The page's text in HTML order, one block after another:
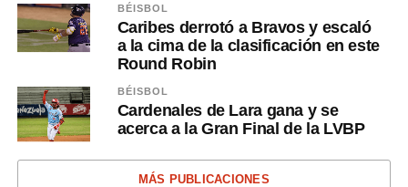
BÉISBOL
Caribes derrotó a Bravos y escaló
a la cima de la clasificación en este
Round Robin
BÉISBOL
Cardenales de Lara gana y se
acerca a la Gran Final de la LVBP
MÁS PUBLICACIONES